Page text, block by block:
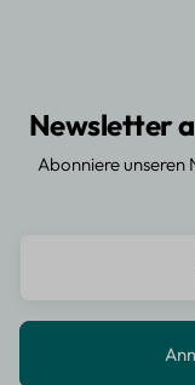
Newsletter
Abonniere unseren